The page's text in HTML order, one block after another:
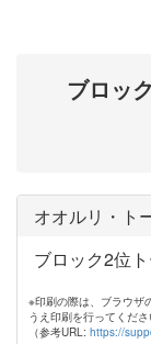
ブロッ
オオルリ・ト
ブロック2位
※印刷の際は、ブラウザ
うえ印刷を行ってくださ
（参考URL: https://